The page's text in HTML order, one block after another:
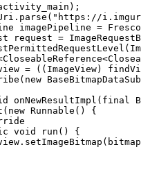
imagePipeline =
request =
= ((ImageView)
onNewResultImpl(final
Runnable() {
void run() {